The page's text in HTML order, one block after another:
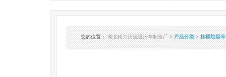
您的位置：湖北程力清洗吸污车制造厂>产品分类>挂桶垃圾车